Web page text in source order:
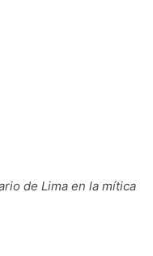
de Lima en la mítica